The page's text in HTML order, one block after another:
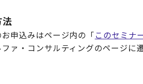
申込みはページ内の「このセミナ
ァ・コンサルティングのページに